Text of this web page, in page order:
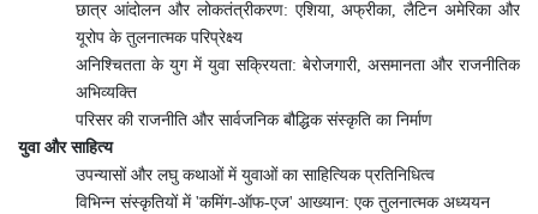
छात्र आंदोलन और लोकतंत्रीकरण: एशिया, अफ्रीका, लैटिन अमेरिका और
यूरोप के तुलनात्मक परिप्रेक्ष्य
अनिश्चितता के युग में युवा सक्रियता: बेरोजगारी, असमानता और राजनीतिक
अभिव्यक्ति
परिसर की राजनीति और सार्वजनिक बौद्धिक संस्कृति का निर्माण
युवा और साहित्य
उपन्यासों और लघु कथाओं में युवाओं का साहित्यिक प्रतिनिधित्व
विभिन्न संस्कृतियों में 'कमिंग-ऑफ-एज' आख्यान: एक तुलनात्मक अध्ययन